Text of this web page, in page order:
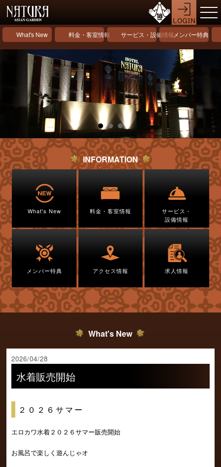
What's New 料金・客室情報 サービス・設備情報メンバー特典
INFORMATION
What's New 料金・客室情報
サービス・
設備情報
メンバー特典 アクセス情報 求人情報
What's New
2026/04/28
水着販売開始
２０２６サマー
エロカワ水着２０２６サマー販売開始
お風呂で楽しく遊んじゃオ